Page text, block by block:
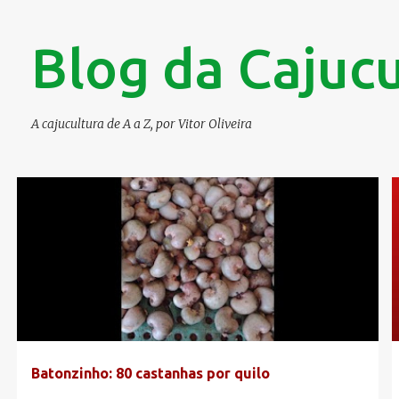
Blog da
A cajucultura de A a Z, por Vitor Oliveira
Batonzinho: 80 castanhas por quilo
CAJUEIRO BATONZINHO CANAL DA CAJUCULTURA